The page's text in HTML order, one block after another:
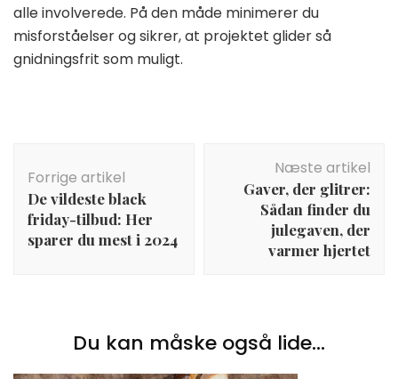
alle involverede. På den måde minimerer du
misforståelser og sikrer, at projektet glider så
gnidningsfrit som muligt.
Forrige artikel
De vildeste black
friday-tilbud: Her
sparer du mest i 2024
Næste artikel
Gaver, der glitrer:
Sådan finder du
julegaven, der
varmer hjertet
Du kan måske også lide...